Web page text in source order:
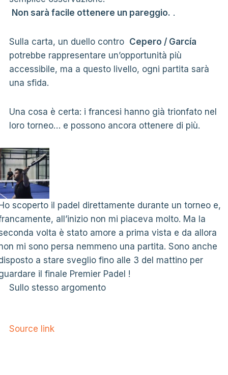
Non sarà facile ottenere un pareggio. .
Sulla carta, un duello contro Cepero / García
potrebbe rappresentare un’opportunità più
accessibile, ma a questo livello, ogni partita sarà
una sfida.
Una cosa è certa: i francesi hanno già trionfato nel
loro torneo… e possono ancora ottenere di più.
scoperto il padel direttamente durante un torneo e,
all’inizio non mi piaceva molto. Ma la
volta è stato amore a prima vista e da allora
mi sono persa nemmeno una partita. Sono anche
a stare sveglio fino alle 3 del mattino per
il finale Premier Padel !
Sullo stesso argomento
Source link